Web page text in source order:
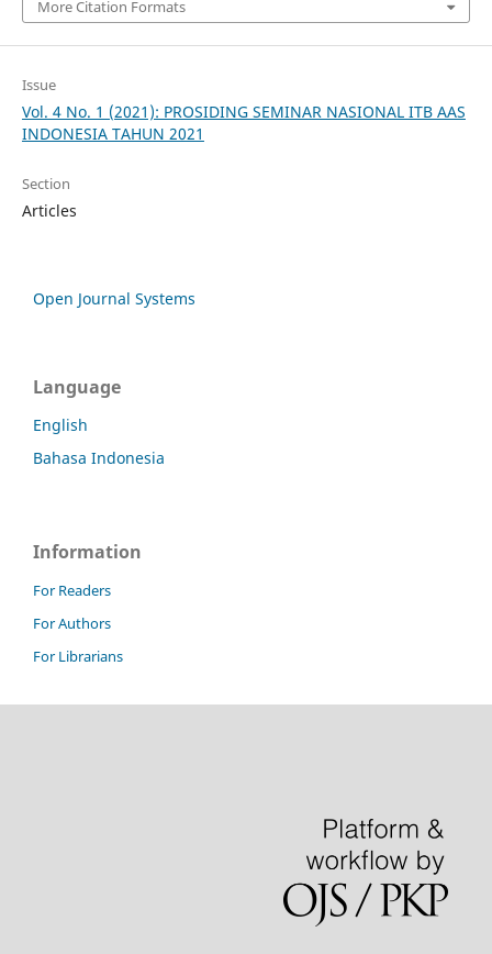
More Citation Formats
Issue
Vol. 4 No. 1 (2021): PROSIDING SEMINAR NASIONAL ITB AAS
INDONESIA TAHUN 2021
Section
Articles
Open Journal Systems
Language
English
Bahasa Indonesia
Information
For Readers
For Authors
For Librarians